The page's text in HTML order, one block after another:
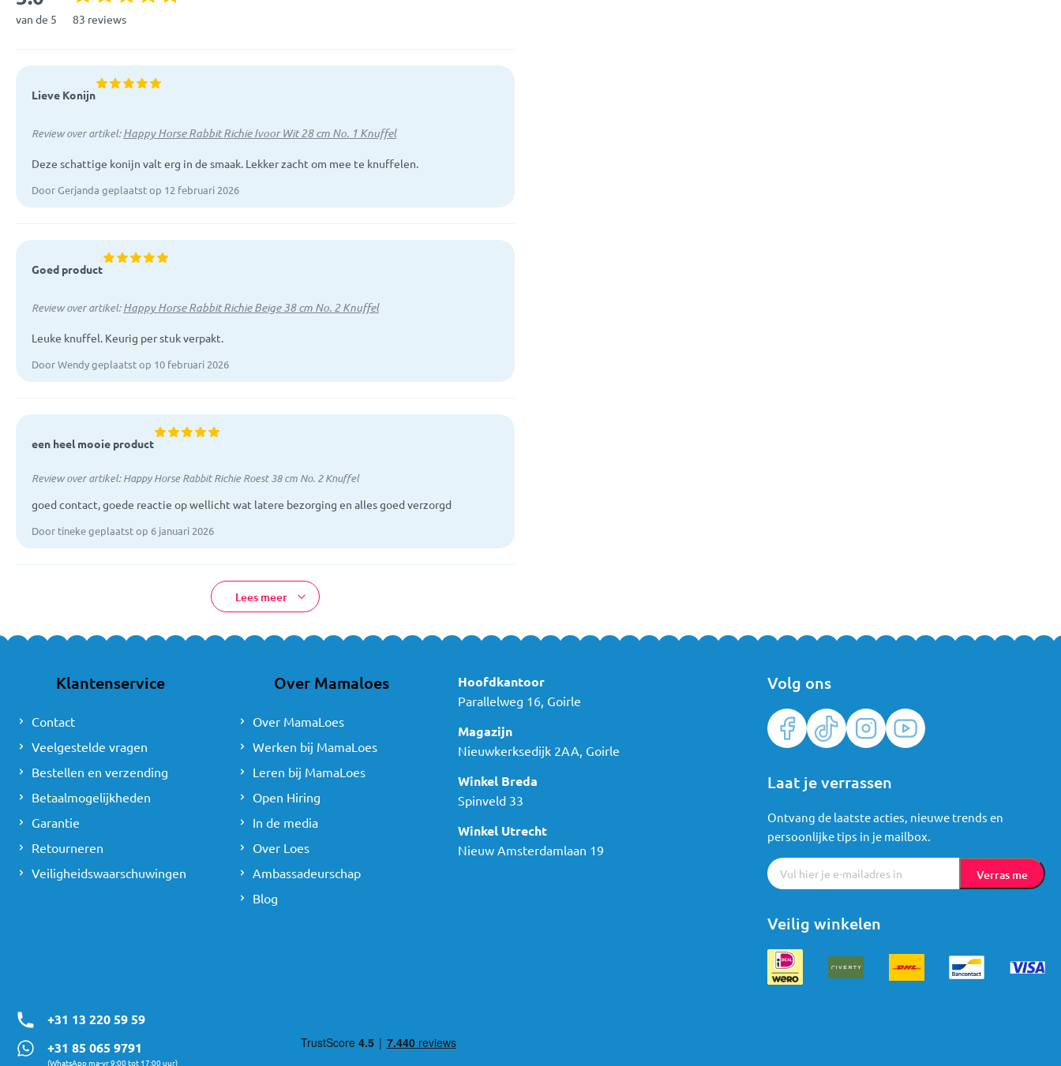
van de 5 83 reviews
Lieve Konijn
Review over artikel:Happy Horse Rabbit Richie Ivoor Wit 28 cm No. 1 Knuffel
Deze schattige konijn valt erg in de smaak. Lekker zacht om mee te knuffelen.
Door Gerjanda geplaatst op 12 februari 2026
Goed product
Review over artikel:Happy Horse Rabbit Richie Beige 38 cm No. 2 Knuffel
Leuke knuffel. Keurig per stuk verpakt.
Door Wendy geplaatst op 10 februari 2026
een heel mooie product
Review over artikel:Happy Horse Rabbit Richie Roest 38 cm No. 2 Knuffel
goed contact, goede reactie op wellicht wat latere bezorging en alles goed verzorgd
Door tineke geplaatst op 6 januari 2026
Lees meer
Klantenservice
Contact
Veelgestelde vragen
Bestellen en verzending
Betaalmogelijkheden
Garantie
Retourneren
Veiligheidswaarschuwingen
Over Mamaloes
Over MamaLoes
Werken bij MamaLoes
Leren bij MamaLoes
Open Hiring
In de media
Over Loes
Ambassadeurschap
Blog
Hoofdkantoor
Parallelweg 16, Goirle
Magazijn
Nieuwkerksedijk 2AA, Goirle
Winkel Breda
Spinveld 33
Winkel Utrecht
Nieuw Amsterdamlaan 19
Volg ons
Veilig winkelen
Laat je verrassen
Ontvang de laatste acties, nieuwe trends en
persoonlijke tips in je mailbox.
Verras me
+31 13 220 59 59
+31 85 065 9791
(WhatsApp ma-vr 9:00 tot 17:00 uur)